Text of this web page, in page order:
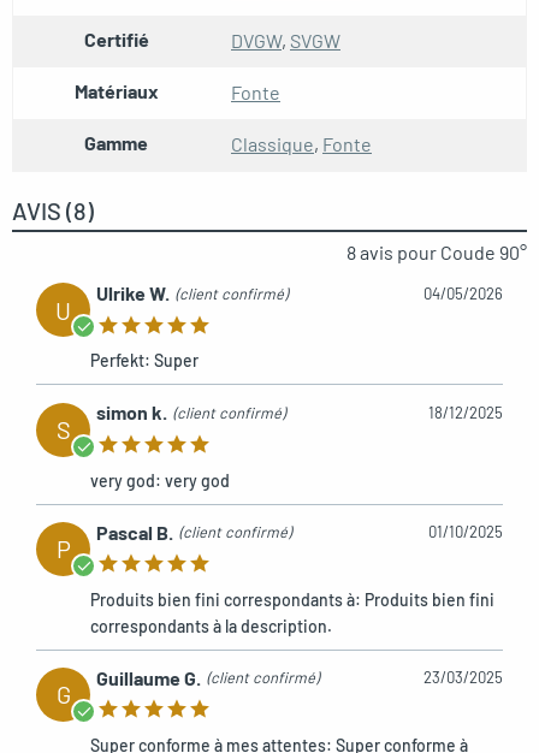
Certifié DVGW, SVGW
Matériaux Fonte
Gamme Classique, Fonte
AVIS (8)
8 avis pour Coude 90°
U
Ulrike W. (client confirmé) 04/05/2026
Perfekt: Super
S
simon k. (client confirmé) 18/12/2025
very god: very god
P
Pascal B. (client confirmé) 01/10/2025
Produits bien fini correspondants à: Produits bien fini
correspondants à la description.
G
Guillaume G. (client confirmé) 23/03/2025
Super conforme à mes attentes: Super conforme à